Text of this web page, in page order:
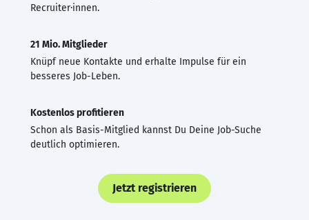
Recruiter·innen.
21 Mio. Mitglieder
Knüpf neue Kontakte und erhalte Impulse für ein
besseres Job-Leben.
Kostenlos profitieren
Schon als Basis-Mitglied kannst Du Deine Job-Suche
deutlich optimieren.
Jetzt registrieren